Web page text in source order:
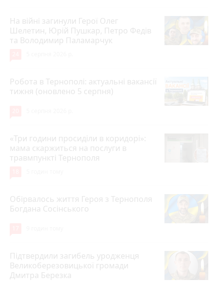
На війні загинули Герої Олег
Шелетин, Юрій Пушкар, Петро Федів
та Володимир Паламарчук
Робота в Тернополі: актуальні вакансії
тижня (оновлено 5 серпня)
«Три години просиділи в коридорі»:
мама скаржиться на послуги в
травмпункті Тернополя
Обірвалось життя Героя з Тернополя
Богдана Сосінського
Підтвердили загибель уродженця
Великоберезовицької громади
Дмитра Березка